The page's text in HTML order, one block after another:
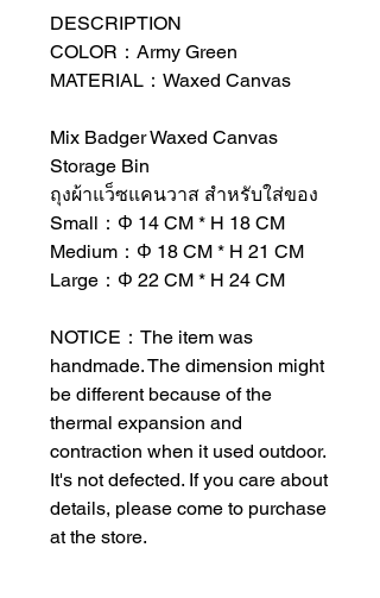
DESCRIPTION
COLOR：Army Green
MATERIAL：Waxed Canvas
Mix Badger Waxed Canvas
Storage Bin
ถุงผ้าแว็ซแคนวาส สำหรับใส่ของ
Small：Φ 14 CM * H 18 CM
Medium：Φ 18 CM * H 21 CM
Large：Φ 22 CM * H 24 CM
NOTICE：The item was
handmade. The dimension might
be different because of the
thermal expansion and
contraction when it used outdoor.
It's not defected. If you care about
details, please come to purchase
at the store.